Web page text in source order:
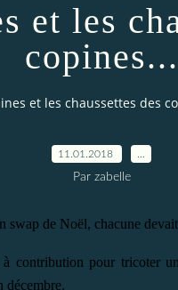
et les
copines...
et les chaussettes des
11.01.2018
Par zabelle
swap de Noël, chacune
contribution pour tricoter
décembre.